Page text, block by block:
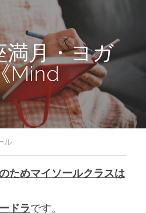
月・ヨガ
Mind
ル
ためマイソールクラスは
ドラです。